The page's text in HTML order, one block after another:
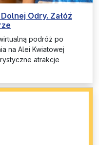
Odry. Załóż
podróż po
na Alei Kwiatowej
atrakcje